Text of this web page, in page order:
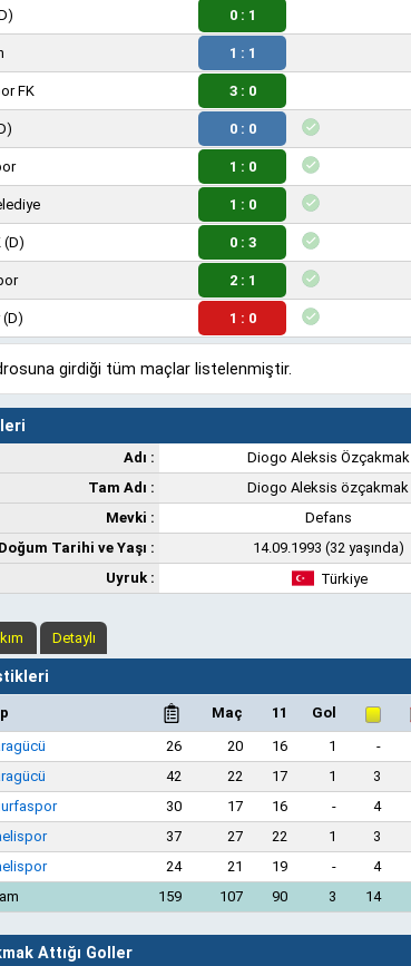
0 : 1
1 : 1
FK 3 : 0
0 : 0
1 : 0
1 : 0
(D) 0 : 3
2 : 1
(D) 1 : 0
girdiği tüm maçlar listelenmiştir.
Adı :
Diogo Aleksis Özçakmak
Tam Adı :
Diogo Aleksis özçakmak
Mevki :
Defans
Doğum Tarihi ve Yaşı :
14.09.1993 (32 yaşında)
Uyruk :
Türkiye
Detaylı
Maç 11 Gol
26 20 16 1 -
42 22 17 1 3
30 17 16 - 4
37 27 22 1 3
24 21 19 - 4
159 107 90 3 14
Attığı Goller